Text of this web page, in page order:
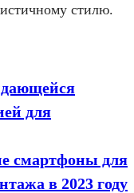
стилю.
для
смартфоны для
в 2023 году